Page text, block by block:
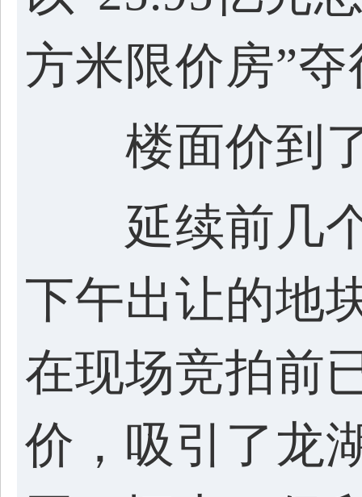
方米限价房”
楼面价到了
延续前几个
下午出让的地
在现场竞拍前
价，吸引了龙